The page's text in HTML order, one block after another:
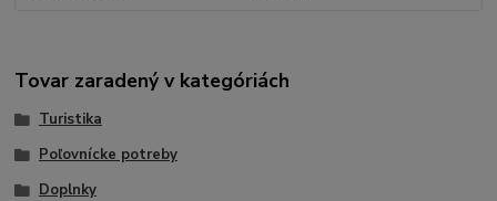
Tovar zaradený v kategóriách
Turistika
Poľovnícke potreby
Doplnky